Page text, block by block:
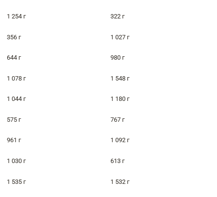
1 254 г 322 г
356 г 1 027 г
644 г 980 г
1 078 г 1 548 г
1 044 г 1 180 г
575 г 767 г
961 г 1 092 г
1 030 г 613 г
1 535 г 1 532 г